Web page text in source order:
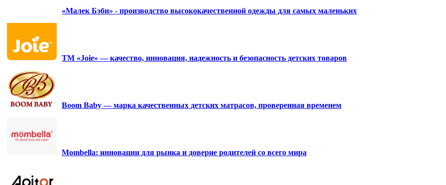
«Малек Бэби» - производство высококачественной одежды для самых маленьких
ТМ «Joie» — качество, инновация, надежность и безопасность детских товаров
Boom Baby — марка качественных детских матрасов, проверенная временем
Mombella: инновации для рынка и доверие родителей со всего мира